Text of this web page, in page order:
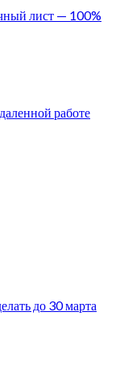
лист — 100%
работе
до 30 марта